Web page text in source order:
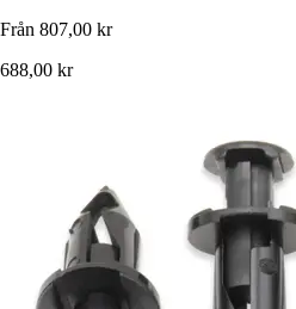
Från 807,00 kr
688,00 kr